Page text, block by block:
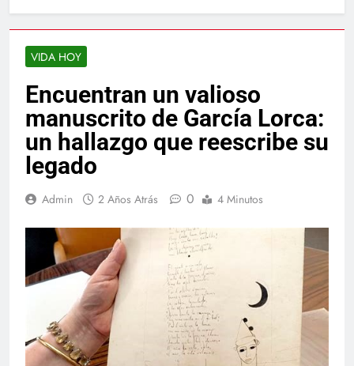
VIDA HOY
Encuentran un valioso
manuscrito de García Lorca:
un hallazgo que reescribe su
legado
Admin 2 Años Atrás 0 4 Minutos